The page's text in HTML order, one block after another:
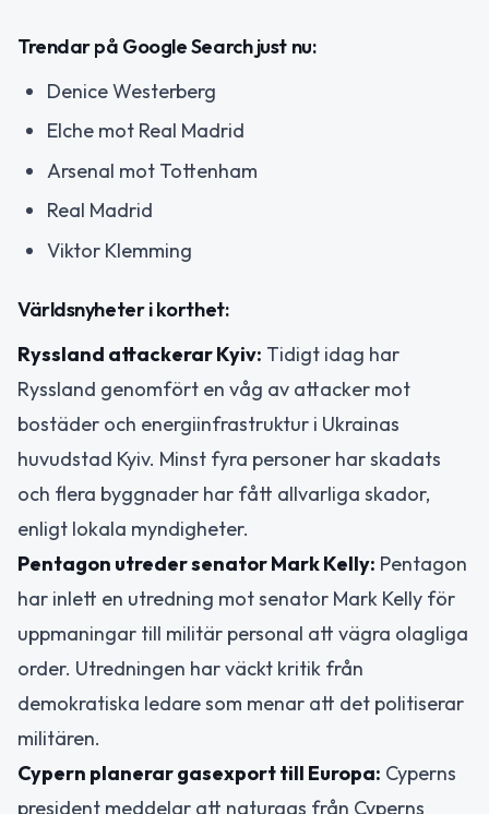
Trendar på Google Search just nu:
Denice Westerberg
Elche mot Real Madrid
Arsenal mot Tottenham
Real Madrid
Viktor Klemming
Världsnyheter i korthet:
Ryssland attackerar Kyiv: Tidigt idag har
Ryssland genomfört en våg av attacker mot
bostäder och energiinfrastruktur i Ukrainas
huvudstad Kyiv. Minst fyra personer har skadats
och flera byggnader har fått allvarliga skador,
enligt lokala myndigheter.
Pentagon utreder senator Mark Kelly: Pentagon
har inlett en utredning mot senator Mark Kelly för
uppmaningar till militär personal att vägra olagliga
order. Utredningen har väckt kritik från
demokratiska ledare som menar att det politiserar
militären.
Cypern planerar gasexport till Europa: Cyperns
president meddelar att naturgas från Cyperns